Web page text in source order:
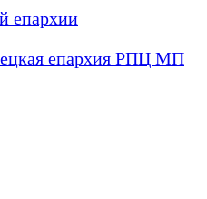
епархии
епархия РПЦ МП